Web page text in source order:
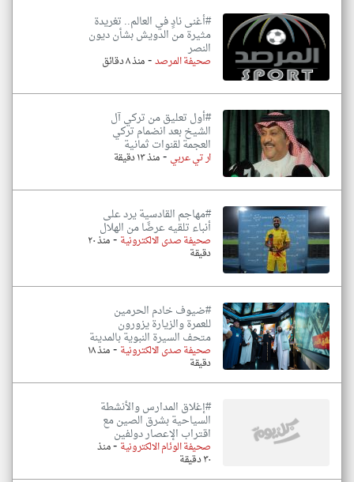
#أغنى نادٍ في العالم.. تغريدة
مثيرة من الدويش بشأن ديون
النصر
صحيفة المرصد-منذ ٨ دقائق
#أول تعليق من تركي آل
الشيخ بعد انضمام تركي
العجمة لقنوات ثمانية
ار تي عربي-منذ ١٣ دقيقة
#مهاجم القادسية يرد على
أنباء تلقيه عرضًا من الهلال
صحيفة صدى الالكترونية- منذ ٢٠
دقيقة
#ضيوف خادم الحرمين
للعمرة والزيارة يزورون
متحف السيرة النبوية بالمدينة
صحيفة صدى الالكترونية- منذ ١٨
دقيقة
#إغلاق المدارس والأنشطة
السياحية بشرق الصين مع
اقتراب الإعصار دولفين
صحيفة الوئام الالكترونية-منذ
٣٠ دقيقة